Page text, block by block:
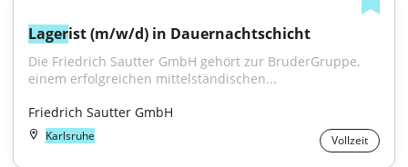
Lagerist (m/w/d) in Dauernachtschicht
Die Friedrich Sautter GmbH gehört zur BruderGruppe,
einem erfolgreichen mittelständischen...
Friedrich Sautter GmbH
Karlsruhe Vollzeit